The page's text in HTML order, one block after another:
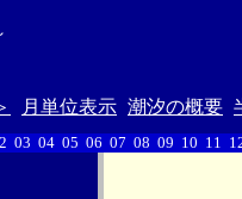
月単位表示 潮汐の概要
03 04 05 06 07 08 09 10 11